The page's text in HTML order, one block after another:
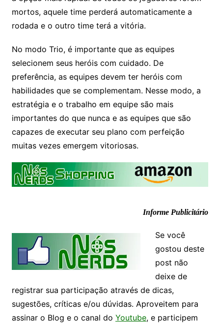
mortos, aquele time perderá automaticamente a
rodada e o outro time terá a vitória.
No modo Trio, é importante que as equipes
selecionem seus heróis com cuidado. De
preferência, as equipes devem ter heróis com
habilidades que se complementam. Nesse modo, a
estratégia e o trabalho em equipe são mais
importantes do que nunca e as equipes que são
capazes de executar seu plano com perfeição
muitas vezes emergem vitoriosas.
Informe Publicitário
Se você
gostou deste
post não
deixe de
registrar sua participação através de dicas,
sugestões, críticas e/ou dúvidas. Aproveitem para
assinar o Blog e o canal do Youtube, e participem